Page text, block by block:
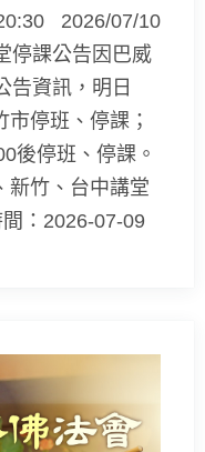
2026/07/10
停課公告因巴威
告資訊，明日
停班、停課；
後停班、停課。
新竹、台中講堂
：2026-07-09